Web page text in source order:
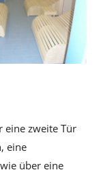
eine zweite Tür
eine
über eine